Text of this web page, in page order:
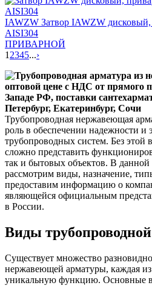
IAWZW Затвор IAWZW
AISI304
ПРИВАРНОЙ
1 2345...›
Трубопроводная нержавеющая
роль в обеспечении надежности и
трубопроводных систем. Без этой
сложно представить
так и бытовых объектов. В данной
рассмотрим виды, назначение,
предоставим информацию о
являющейся официальным
в России.
Виды
Существует множество
нержавеющей арматуры, каждая
уникальную функцию. Основные